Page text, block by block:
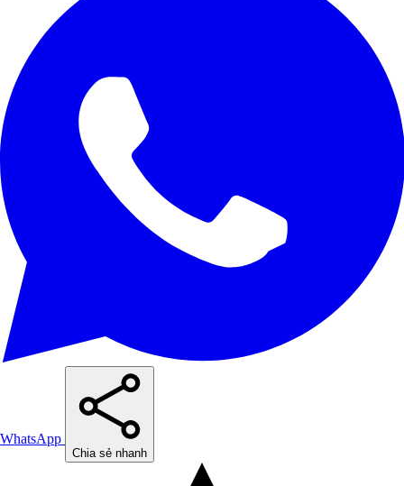
WhatsApp
Chia sẻ nhanh